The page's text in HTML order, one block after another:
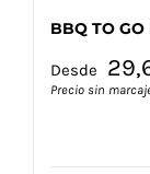
BBQ TO
Desde
Precio sin